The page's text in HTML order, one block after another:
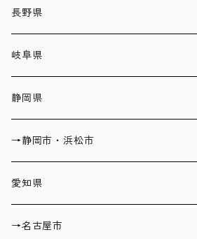
長野県
岐阜県
静岡県
→静岡市・浜松市
愛知県
→名古屋市